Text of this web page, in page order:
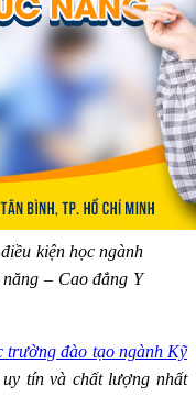
kiện học ngành
– Cao đẳng Y
trường đào tạo ngành Kỹ
tín và chất lượng nhất